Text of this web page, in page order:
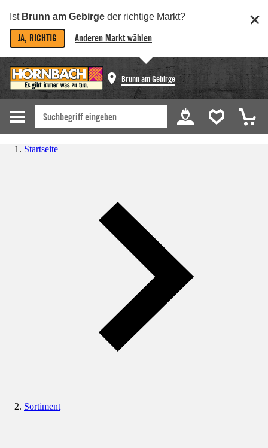
Ist Brunn am Gebirge der richtige Markt?
JA, RICHTIG Anderen Markt wählen
Brunn am Gebirge
Startseite
Sortiment